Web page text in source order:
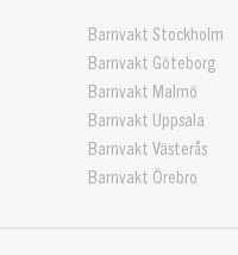
Barnvakt Stockholm
Barnvakt Göteborg
Barnvakt Malmö
Barnvakt Uppsala
Barnvakt Västerås
Barnvakt Örebro